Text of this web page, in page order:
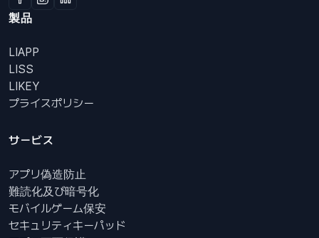
製品
LIAPP
LISS
LIKEY
プライスポリシー
サービス
アプリ偽造防止
難読化及び暗号化
モバイルゲーム保安
セキュリティキーパッド